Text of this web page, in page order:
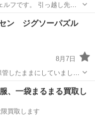
フです。 引っ越し先で
6000円ぐらい 【サイ
（大体です） 【傷などの
セン ジグソーパズル
8月7日
を外してパズルを出して見
明ですがこのサイズから
家具 フレーム
、一袋まるまる買取し
買取します